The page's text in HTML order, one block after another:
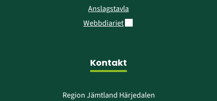
Anslagstavla
WebbdiarietLänk till annan webbplats.
Kontakt
Region Jämtland Härjedalen